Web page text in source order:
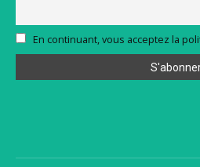
En continuant, vous acceptez la